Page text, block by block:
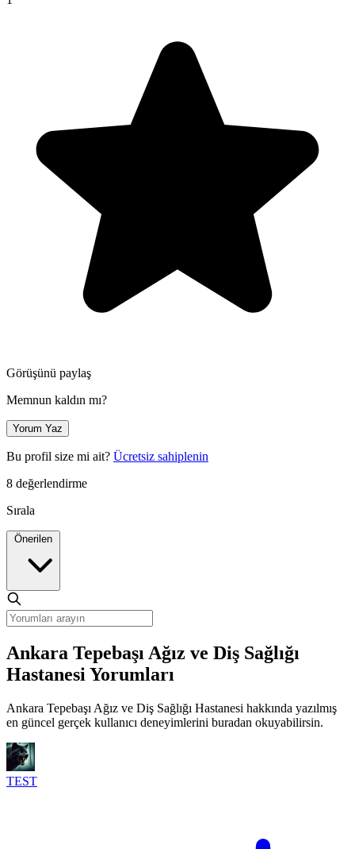
Görüşünü paylaş
Memnun kaldın mı?
Yorum Yaz
Bu profil size mi ait? Ücretsiz sahiplenin
8 değerlendirme
Sırala
Ankara Tepebaşı Ağız ve Diş Sağlığı
Hastanesi Yorumları
Ankara Tepebaşı Ağız ve Diş Sağlığı Hastanesi hakkında yazılmış
en güncel gerçek kullanıcı deneyimlerini buradan okuyabilirsin.
TEST